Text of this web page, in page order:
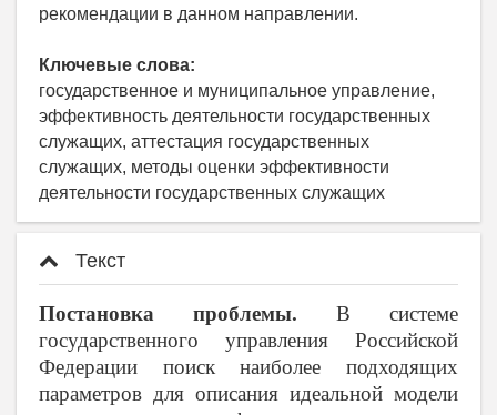
рекомендации в данном направлении.
Ключевые слова:
государственное и муниципальное управление,
эффективность деятельности государственных
служащих, аттестация государственных
служащих, методы оценки эффективности
деятельности государственных служащих
Текст
Постановка проблемы. В системе
государственного управления
Российской
Федерации поиск наиболее подходящих
параметров для описания идеальной модели